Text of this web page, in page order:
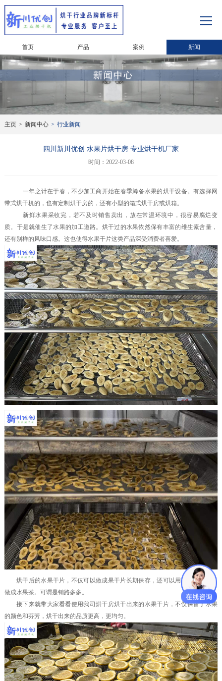
首页 产品 案例 新闻
主页 > 新闻中心 > 行业新闻
四川新川优创 水果片烘干房 专业烘干机厂家
时间：2022-03-08
一年之计在于春，不少加工商开始在春季筹备水果的烘干设备。有选择网
带式烘干机的，也有定制烘干房的，还有小型的箱式烘干房或烘箱。
新鲜水果采收完，若不及时销售卖出，放在常温环境中，很容易腐烂变
质。于是就催生了水果的加工道路。烘干过的水果依然保有丰富的维生素含量，
还有别样的风味口感。这也使得水果干片这类产品深受消费者喜爱。
烘干后的水果干片，不仅可以做成果干片长期保存，还可以用来泡茶饮用，
做成水果茶。可谓是销路多多。
接下来就带大家看看使用我司烘干房烘干出来的水果干片，不仅保留了水果
的颜色和芬芳，烘干出来的品质更高，更均匀。